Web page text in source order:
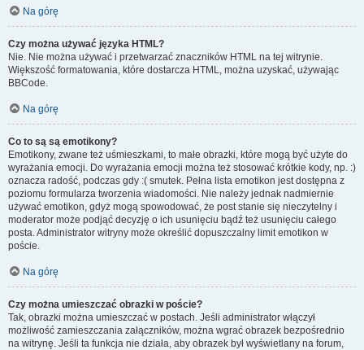
Na górę
Czy można używać języka HTML?
Nie. Nie można używać i przetwarzać znaczników HTML na tej witrynie.
Większość formatowania, które dostarcza HTML, można uzyskać, używając
BBCode.
Na górę
Co to są są emotikony?
Emotikony, zwane też uśmieszkami, to małe obrazki, które mogą być użyte do
wyrażania emocji. Do wyrażania emocji można też stosować krótkie kody, np. :)
oznacza radość, podczas gdy :( smutek. Pełna lista emotikon jest dostępna z
poziomu formularza tworzenia wiadomości. Nie należy jednak nadmiernie
używać emotikon, gdyż mogą spowodować, że post stanie się nieczytelny i
moderator może podjąć decyzję o ich usunięciu bądź też usunięciu całego
posta. Administrator witryny może określić dopuszczalny limit emotikon w
poście.
Na górę
Czy można umieszczać obrazki w poście?
Tak, obrazki można umieszczać w postach. Jeśli administrator włączył
możliwość zamieszczania załączników, można wgrać obrazek bezpośrednio
na witrynę. Jeśli ta funkcja nie działa, aby obrazek był wyświetlany na forum,